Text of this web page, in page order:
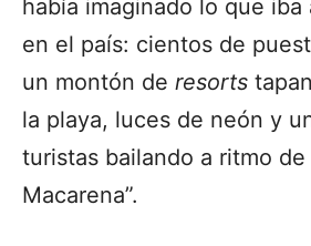
había imaginado lo que iba
en el país: cientos de
un montón de resorts
la playa, luces de neón y
turistas bailando a ritmo de
Macarena”.